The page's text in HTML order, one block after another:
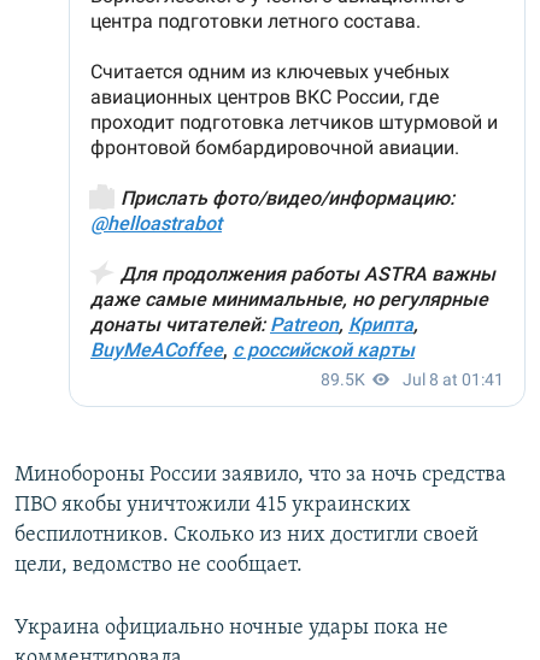
Минобороны России заявило, что за ночь средства
ПВО якобы уничтожили 415 украинских
беспилотников. Сколько из них достигли своей
цели, ведомство не сообщает.
Украина официально ночные удары пока не